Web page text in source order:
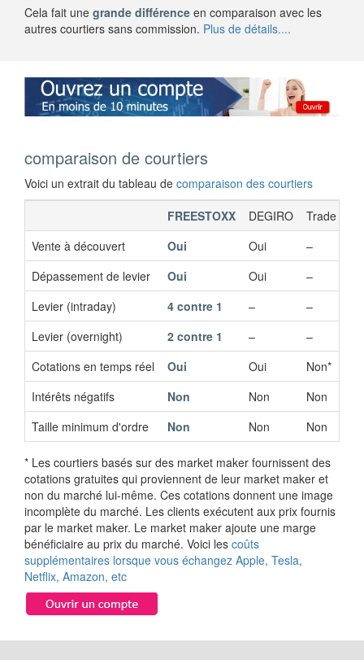
Cela fait une grande différence en comparaison avec les
autres courtiers sans commission. Plus de détails....
comparaison de courtiers
Voici un extrait du tableau de comparaison des courtiers
FREESTOXX
DEGIRO
Trade
Vente à découvert
Oui Oui
–
Dépassement de levier
Oui Oui
–
Levier (intraday)
4 contre 1 –
–
Levier (overnight)
2 contre 1 –
–
Cotations en temps réel
Oui Oui
Non*
Intérêts négatifs
Non Non
Non
Taille minimum d'ordre
Non Non Non
* Les courtiers basés sur des market maker fournissent des
cotations gratuites qui proviennent de leur market maker et
non du marché lui-même. Ces cotations donnent une image
incomplète du marché. Les clients exécutent aux prix fournis
par le market maker. Le market maker ajoute une marge
bénéficiaire au prix du marché. Voici les coûts
supplémentaires lorsque vous échangez Apple, Tesla,
Netflix, Amazon, etc